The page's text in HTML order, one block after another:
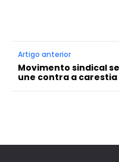
Artigo anterior
Movimento sindical se
une contra a carestia